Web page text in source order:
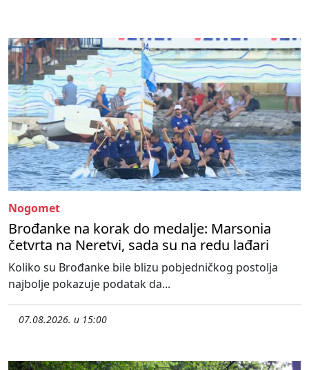
Nogomet
Brođanke na korak do medalje: Marsonia
četvrta na Neretvi, sada su na redu lađari
Koliko su Brođanke bile blizu pobjedničkog postolja
najbolje pokazuje podatak da...
07.08.2026. u 15:00